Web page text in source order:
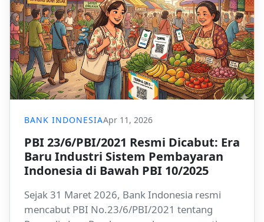
BANK INDONESIAApr 11, 2026
PBI 23/6/PBI/2021 Resmi Dicabut: Era
Baru Industri Sistem Pembayaran
Indonesia di Bawah PBI 10/2025
Sejak 31 Maret 2026, Bank Indonesia resmi
mencabut PBI No.23/6/PBI/2021 tentang